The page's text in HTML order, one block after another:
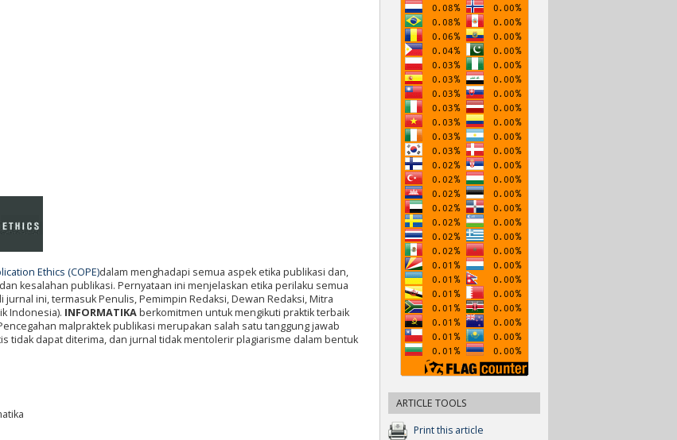
ARTICLE TOOLS
Print this article
Ethics (COPE)dalam menghadapi semua aspek etika publikasi dan,
kesalahan publikasi. Pernyataan ini menjelaskan etika perilaku semua
ini, termasuk Penulis, Pemimpin Redaksi, Dewan Redaksi, Mitra
Indonesia). INFORMATIKAberkomitmen untuk mengikuti praktik terbaik
malpraktek publikasi merupakan salah satu tanggung jawab
tidak dapat diterima, dan jurnal tidak mentolerir plagiarisme dalam bentuk